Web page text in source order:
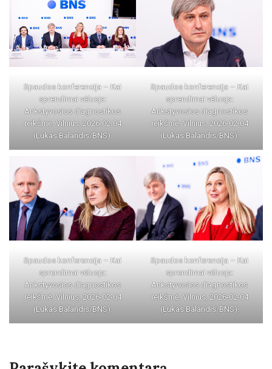
Spaudos konferencija – Kai
sprendimai vėluoja:
Ankstyvosios diagnostikos
reikšmė. Vilnius, 2026-02-04
(Lukas Balandis/BNS).
Spaudos konferencija – Kai
sprendimai vėluoja:
Ankstyvosios diagnostikos
reikšmė. Vilnius, 2026-02-04
(Lukas Balandis/BNS).
Spaudos konferencija – Kai
sprendimai vėluoja:
Ankstyvosios diagnostikos
reikšmė. Vilnius, 2026-02-04
(Lukas Balandis/BNS).
Spaudos konferencija – Kai
sprendimai vėluoja:
Ankstyvosios diagnostikos
reikšmė. Vilnius, 2026-02-04
(Lukas Balandis/BNS).